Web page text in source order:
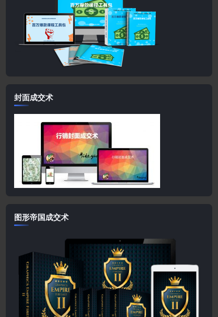
封面成交术
图形帝国成交术